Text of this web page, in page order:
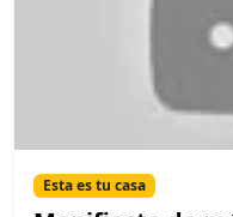
Esta es tu casa